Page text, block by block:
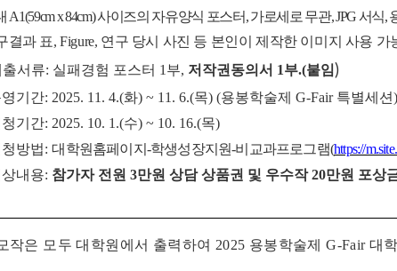
A1(59cm x 84cm)사이즈의 자유양식 포스터,가로세로 무관, JPG서식,
결과 표, Figure, 연구 당시 사진 등 본인이 제작한 이미지 사용 가
서류: 실패경험 포스터 1 부, 저작권동의서 1부.(붙임)
기간: 2025. 11. 4.(화) ~ 11. 6.(목) (용봉학술제G-Fair 특별세션)
기간: 2025. 10. 1.(수) ~ 10. 16.(목)
방법:대학원홈페이지 -학생성장지원-비교과프로그램(https://
내용: 참가자 전원3만원 상담 상품권 및 우수작20만원 포상
작은 모두 대학원에서 출력하여 2025 용봉학술제G-Fair대